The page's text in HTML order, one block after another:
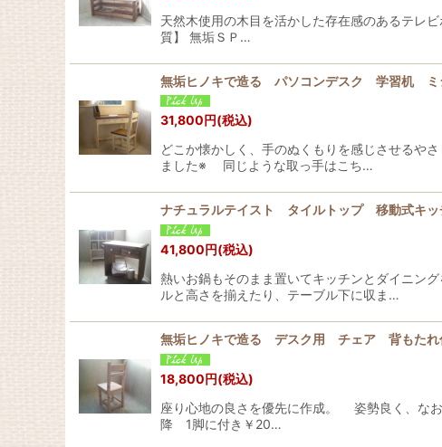
天然木使用の木目を活かした存在感のあるテ
質】 無垢ＳＰ…
無垢ヒノキで造る パソコンデスク 学習机
31,800円(税込)
どこか懐かしく、手のぬくもりを感じさせるや
ました※ 同じような取っ手はこち…
ナチュラルテイスト タイルトップ 移動式キ
41,800円(税込)
熱いお鍋もそのまま置いてキッチンとダイニン
ルと高さを揃えたり、テーブル下に収ま…
無垢ヒノキで造る デスク用 チェア 背も
18,800円(税込)
座り心地の良さを優先に作成。 姿勢良く、な
降 1脚に付き￥20…